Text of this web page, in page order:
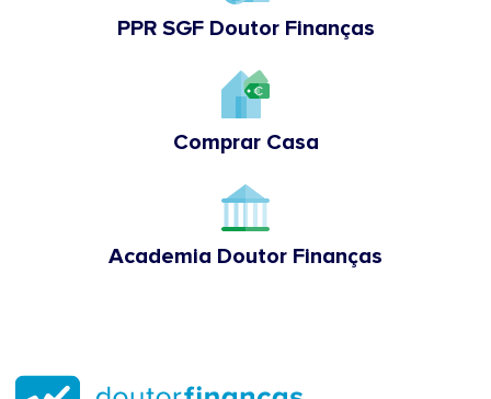
PPR SGF Doutor Finanças
Comprar Casa
Academia Doutor Finanças